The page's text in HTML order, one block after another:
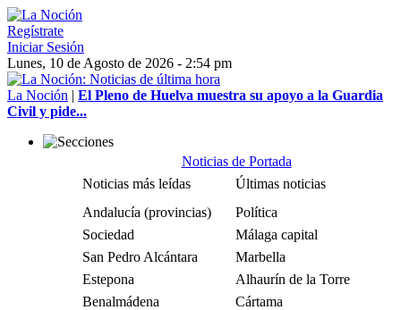
Regístrate
Iniciar Sesión
Lunes, 10 de Agosto de 2026 - 2:54 pm
La Noción | El Pleno de Huelva muestra su apoyo a la Guardia
Civil y pide...
Noticias de Portada
Noticias más leídas
Últimas noticias
Andalucía (provincias)
Política
Sociedad
Málaga capital
San Pedro Alcántara
Marbella
Estepona
Alhaurín de la Torre
Benalmádena
Cártama